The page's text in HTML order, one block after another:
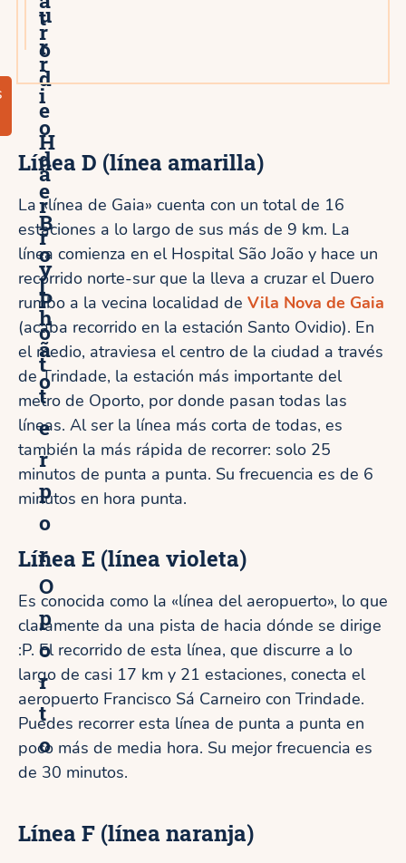
t
o
r
r
i
o
d
e
B
o
l
h
ã
o
u
r
d
e
H
a
r
r
y
P
o
t
t
e
r
p
o
r
O
p
o
r
t
o
Línea D (línea amarilla)
La «línea de Gaia» cuenta con un total de 16
estaciones a lo largo de sus más de 9 km. La
línea comienza en el Hospital São João y hace un
recorrido norte-sur que la lleva a cruzar el Duero
rumbo a la vecina localidad de Vila Nova de Gaia
(acaba recorrido en la estación Santo Ovidio). En
el medio, atraviesa el centro de la ciudad a través
de Trindade, la estación más importante del
metro de Oporto, por donde pasan todas las
líneas. Al ser la línea más corta de todas, es
también la más rápida de recorrer: solo 25
minutos de punta a punta. Su frecuencia es de 6
minutos en hora punta.
Línea E (línea violeta)
Es conocida como la «línea del aeropuerto», lo que
claramente da una pista de hacia dónde se dirige
:P. El recorrido de esta línea, que discurre a lo
largo de casi 17 km y 21 estaciones, conecta el
aeropuerto Francisco Sá Carneiro con Trindade.
Puedes recorrer esta línea de punta a punta en
poco más de media hora. Su mejor frecuencia es
de 30 minutos.
Línea F (línea naranja)